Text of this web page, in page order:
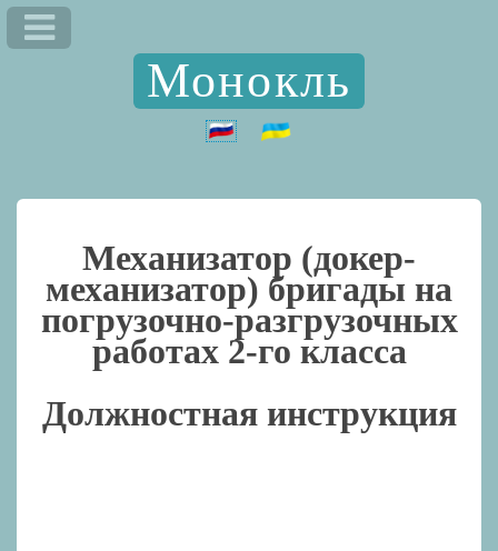
Монокль
Механизатор (докер-
механизатор) бригады на
погрузочно-разгрузочных
работах 2-го класса
Должностная инструкция